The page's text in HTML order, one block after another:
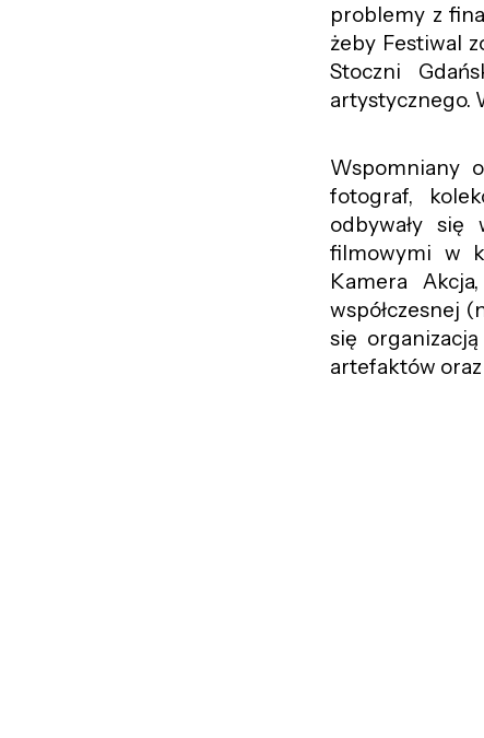
problemy z
żeby Festiwal
Stoczni
artystycznego.
Wspomniany
fotograf,
odbywały się
filmowymi w
Kamera
współczesnej
się
artefaktów